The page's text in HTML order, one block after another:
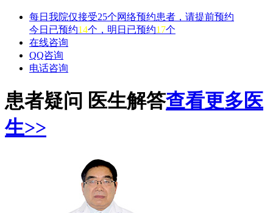
每日我院仅接受25个网络预约患者，请提前预约
今日已预约14个，明日已预约17个
在线咨询
QQ咨询
电话咨询
患者疑问 医生解答查看更多医
生>>